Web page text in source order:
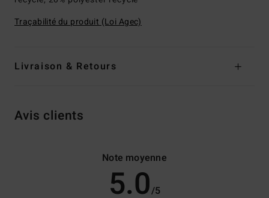
Traçabilité du produit (Loi Agec)
Livraison & Retours
Avis clients
Note moyenne
5.0/5